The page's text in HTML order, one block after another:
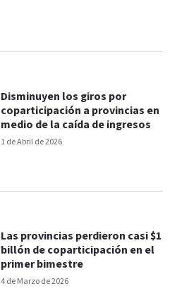
1 de Abril de 2026
Disminuyen los giros por
coparticipación a provincias en
medio de la caída de ingresos
4 de Marzo de 2026
Las provincias perdieron casi $1
billón de coparticipación en el
primer bimestre